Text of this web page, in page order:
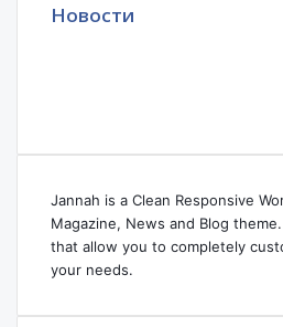
Новости
Jannah is a Clean Responsive
Magazine, News and Blog
that allow you to completely
your needs.